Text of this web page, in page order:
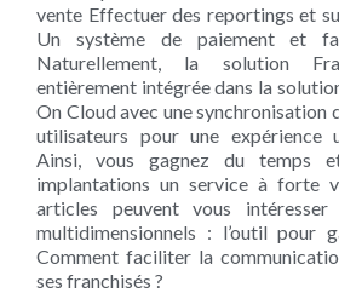
vente Effectuer des reportings et
Un système de paiement et
Naturellement, la solution
entièrement intégrée dans la
On Cloud avec une synchronisation
utilisateurs pour une expérience
Ainsi, vous gagnez du temps
implantations un service à forte
articles peuvent vous
multidimensionnels : l’outil pour
Comment faciliter la
ses franchisés ?